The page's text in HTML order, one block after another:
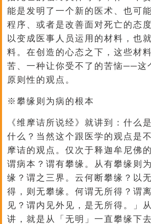
能是发明了一个新的医术、也可
程序、或者是改善面对死亡的态
以变成医事人员运用的材料，也
料。在创造的心态之下，这些材
苦、一种让你受不了的苦恼──这
原则性的观点。
※攀缘则为病的根本
《维摩诘所说经》就讲到：什么
什么？当然这个跟医学的观点是
摩诘的观点。仅次于释迦牟尼佛
谓病本？谓有攀缘。从有攀缘则
缘？谓之三界。云何断攀缘？以
得，则无攀缘。何谓无所得？谓
见？谓内见外见，是无所得。」
讲，就是从「无明」一直攀缘下